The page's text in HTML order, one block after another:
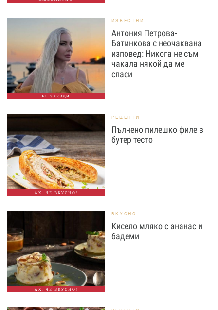
БГ ЗВЕЗДИ
ИЗВЕСТНИ
Антония Петрова-
Батинкова с неочаквана
изповед: Никога не съм
чакала някой да ме
спаси
АХ, ЧЕ ВКУСНО!
РЕЦЕПТИ
Пълнено пилешко филе в
бутер тесто
АХ, ЧЕ ВКУСНО!
ВКУСНО
Кисело мляко с ананас и
бадеми